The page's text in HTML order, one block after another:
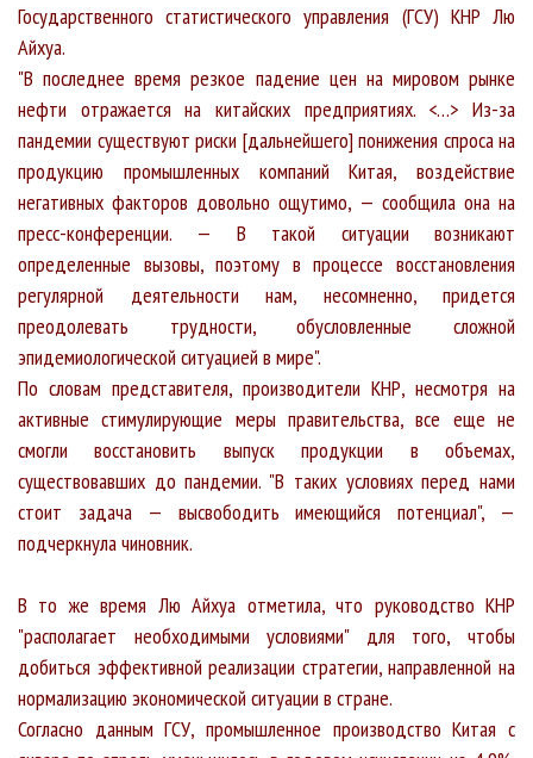
Государственного статистического управления (ГСУ) КНР Лю
Айхуа.
"В последнее время резкое падение цен на мировом рынке
нефти отражается на китайских предприятиях. <…> Из-за
пандемии существуют риски [дальнейшего] понижения спроса на
продукцию промышленных компаний Китая, воздействие
негативных факторов довольно ощутимо, — сообщила она на
пресс-конференции. — В такой ситуации возникают
определенные вызовы, поэтому в процессе восстановления
регулярной деятельности нам, несомненно, придется
преодолевать трудности, обусловленные сложной
эпидемиологической ситуацией в мире".
По словам представителя, производители КНР, несмотря на
активные стимулирующие меры правительства, все еще не
смогли восстановить выпуск продукции в объемах,
существовавших до пандемии. "В таких условиях перед нами
стоит задача — высвободить имеющийся потенциал", —
подчеркнула чиновник.
В то же время Лю Айхуа отметила, что руководство КНР
"располагает необходимыми условиями" для того, чтобы
добиться эффективной реализации стратегии, направленной на
нормализацию экономической ситуации в стране.
Согласно данным ГСУ, промышленное производство Китая с